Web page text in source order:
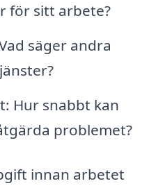
för sitt arbete?
säger andra
Hur snabbt kan
problemet?
innan arbetet